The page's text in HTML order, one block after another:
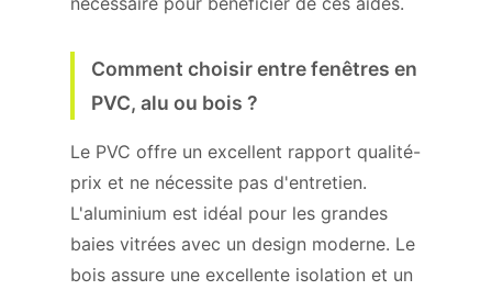
Comment choisir entre fenêtres en
PVC, alu ou bois ?
Le PVC offre un excellent rapport qualité-
prix et ne nécessite pas d'entretien.
L'aluminium est idéal pour les grandes
baies vitrées avec un design moderne. Le
bois assure une excellente isolation et un